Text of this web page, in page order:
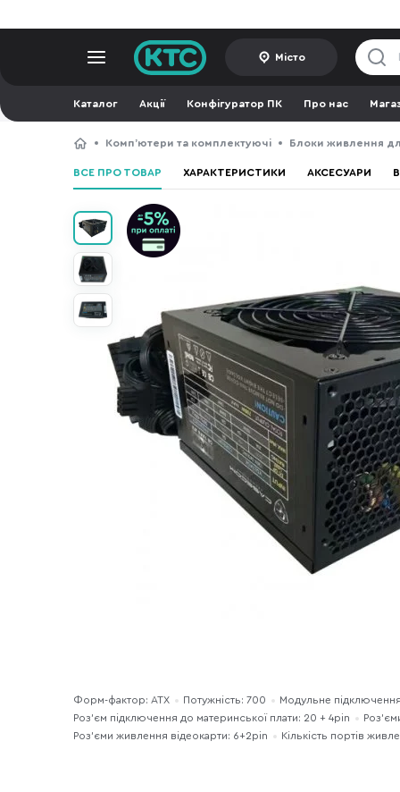
Місто
Каталог Акції Конфігуратор ПК Про нас
Компʼютери та комплектуючі Блоки живлення
ВСЕ ПРО ТОВАР ХАРАКТЕРИСТИКИ АКСЕСУАРИ
Форм-фактор: ATX Потужність: 700
Модульне підключення
Роз’єм підключення до материнської плати: 20 + 4pin
Роз'єми живлення відеокарти: 6+2pin
Кількість портів